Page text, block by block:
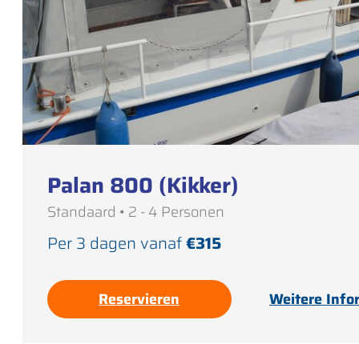
Palan 800 (Kikker)
Standaard • 2 - 4 Personen
Per 3 dagen vanaf€315
Reservieren Weitere